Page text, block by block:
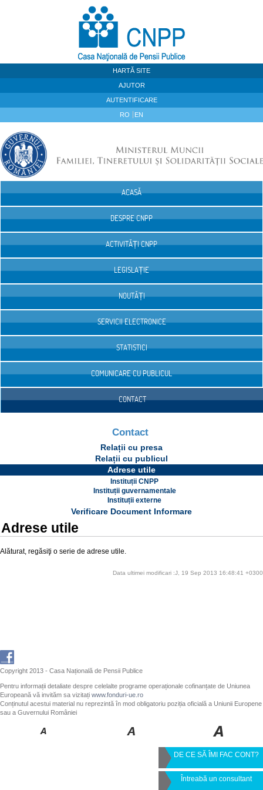
HARTĂ SITE
AJUTOR
AUTENTIFICARE
RO EN
ACASĂ
DESPRE CNPP
ACTIVITĂȚI CNPP
LEGISLAȚIE
NOUTĂȚI
SERVICII ELECTRONICE
STATISTICI
COMUNICARE CU PUBLICUL
CONTACT
Contact
Relații cu presa
Relații cu publicul
Adrese utile
Instituții CNPP
Instituții guvernamentale
Instituții externe
Verificare Document Informare
Adrese utile
Alăturat, regăsiţi o serie de adrese utile.
Data ultimei modificari :J, 19 Sep 2013 16:48:41 +0300
Copyright 2013 - Casa Națională de Pensii Publice
Pentru informații detaliate despre celelalte programe operaționale cofinanțate de Uniunea
Europeană vă invităm sa vizitați www.fonduri-ue.ro
Conținutul acestui material nu reprezintă în mod obligatoriu poziția oficială a Uniunii Europene
sau a Guvernului României
DE CE SĂ ÎMI FAC CONT?
Întreabă un consultant